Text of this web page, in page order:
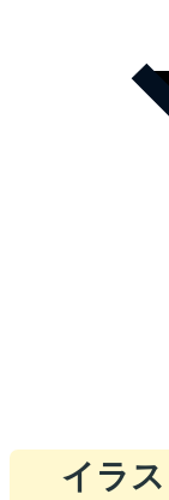
イラ